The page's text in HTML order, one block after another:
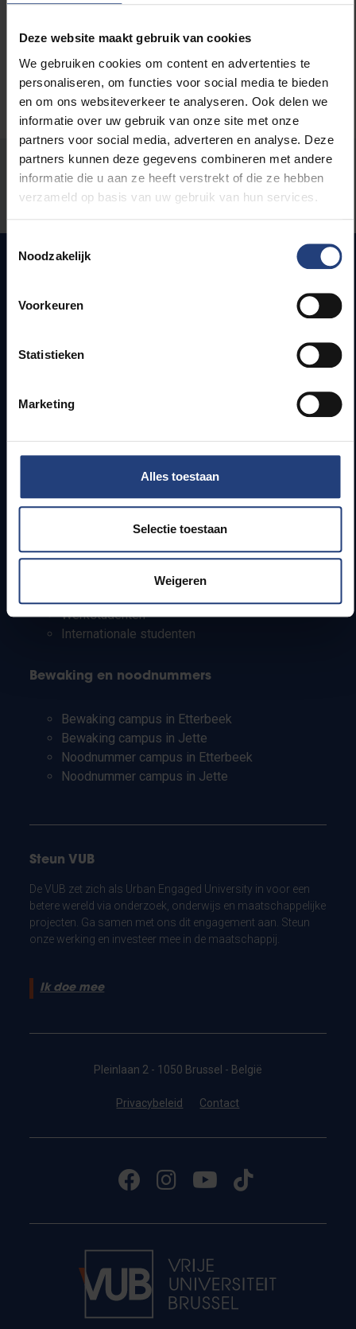
Deze website maakt gebruik van cookies
We gebruiken cookies om content en advertenties te
personaliseren, om functies voor social media te bieden
en om ons websiteverkeer te analyseren. Ook delen we
informatie over uw gebruik van onze site met onze
partners voor social media, adverteren en analyse. Deze
partners kunnen deze gegevens combineren met andere
informatie die u aan ze heeft verstrekt of die ze hebben
verzameld op basis van uw gebruik van hun services.
Noodzakelijk
Voorkeuren
Statistieken
Marketing
Alles toestaan
Selectie toestaan
Weigeren
Stond er een fout op deze pagina?
Laat het ons weten
Jobs
Onderzoeksgroepen
Personeel
Werkstudenten
Internationale studenten
Bewaking en noodnummers
Bewaking campus in Etterbeek
Bewaking campus in Jette
Noodnummer campus in Etterbeek
Noodnummer campus in Jette
Steun VUB
De VUB zet zich als Urban Engaged University in voor een
betere wereld via onderzoek, onderwijs en maatschappelijke
projecten. Ga samen met ons dit engagement aan. Steun
onze werking en investeer mee in de maatschappij.
Ik doe mee
Pleinlaan 2 - 1050 Brussel - België
Privacybeleid Contact